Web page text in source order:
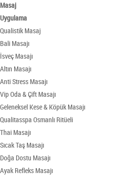
Masaj
Uygulama
Qualistik Masaj
Bali Masajı
İsveç Masajı
Altın Masajı
Anti Stress Masajı
Vip Oda & Çift Masajı
Geleneksel Kese & Köpük Masajı
Qualitasspa Osmanlı Ritüeli
Thai Masajı
Sıcak Taş Masajı
Doğa Dostu Masajı
Ayak Refleks Masajı